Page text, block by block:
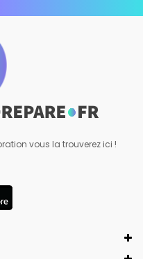
vous la trouverez ici !